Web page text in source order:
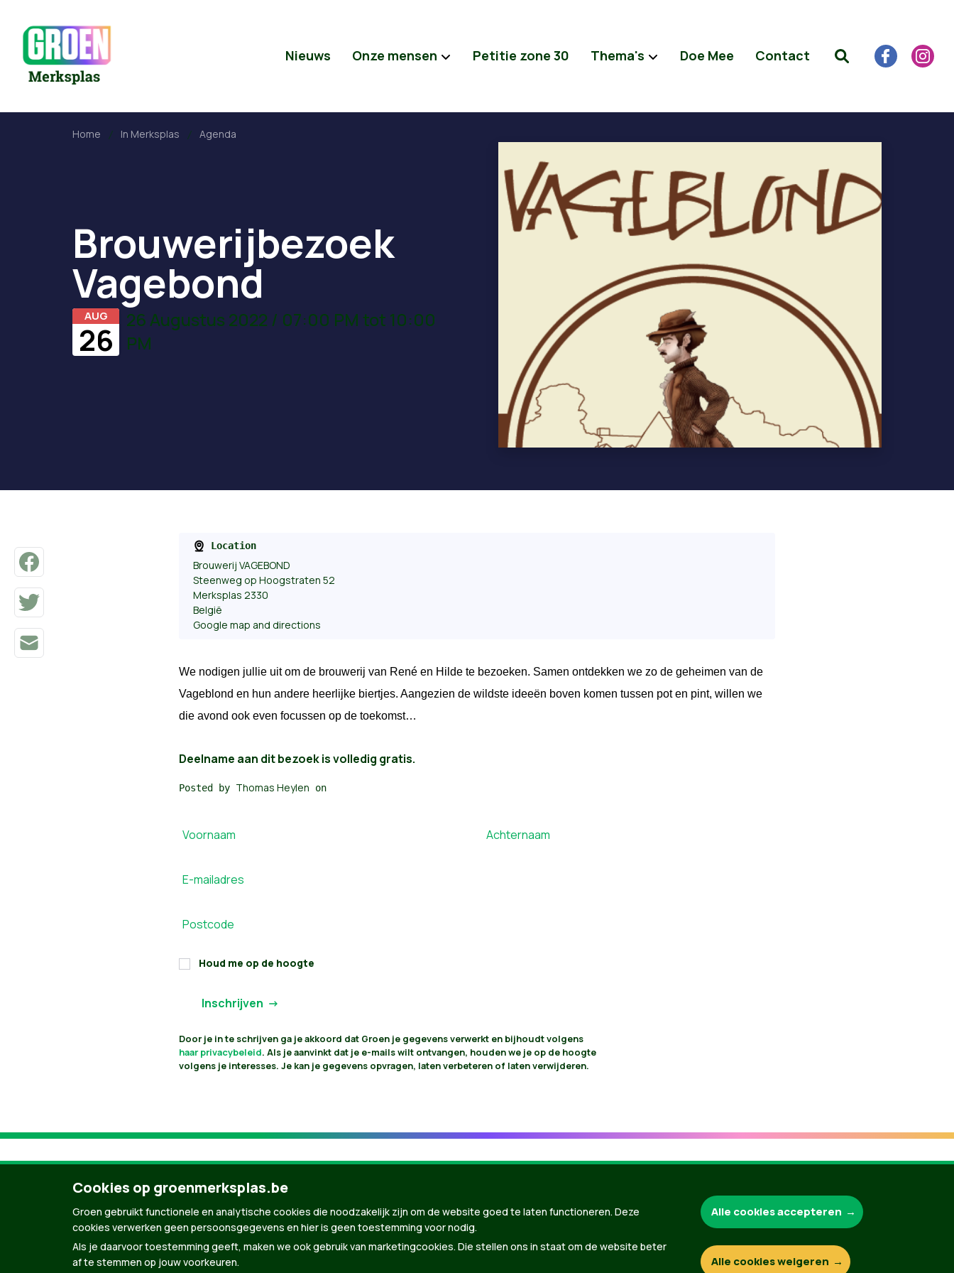
Nieuws Onze mensen Petitie zone 30 Thema's Doe Mee Contact
Home In Merksplas Agenda
Brouwerijbezoek
Vagebond
AUG
26
26 Augustus 2022 / 07:00 PM tot 10:00
PM
Location
Brouwerij VAGEBOND
Steenweg op Hoogstraten 52
Merksplas 2330
België
Google map and directions
We nodigen jullie uit om de brouwerij van René en Hilde te bezoeken. Samen ontdekken we zo de geheimen van de
Vageblond en hun andere heerlijke biertjes. Aangezien de wildste ideeën boven komen tussen pot en pint, willen we
die avond ook even focussen op de toekomst…
Deelname aan dit bezoek is volledig gratis.
Posted by Thomas Heylen on
Voornaam Achternaam
E-mailadres
Postcode
Houd me op de hoogte
Door je in te schrijven ga je akkoord dat Groen je gegevens verwerkt en bijhoudt volgens
haar privacybeleid. Als je aanvinkt dat je e-mails wilt ontvangen, houden we je op de hoogte
volgens je interesses. Je kan je gegevens opvragen, laten verbeteren of laten verwijderen.
Groen.be
Cookies op groenmerksplas.be
Groen gebruikt functionele en analytische cookies die noodzakelijk zijn om de website goed te laten functioneren. Deze
cookies verwerken geen persoonsgegevens en hier is geen toestemming voor nodig.
Als je daarvoor toestemming geeft, maken we ook gebruik van marketingcookies. Die stellen ons in staat om de website beter
af te stemmen op jouw voorkeuren.
Alle cookies accepteren
Alle cookies weigeren